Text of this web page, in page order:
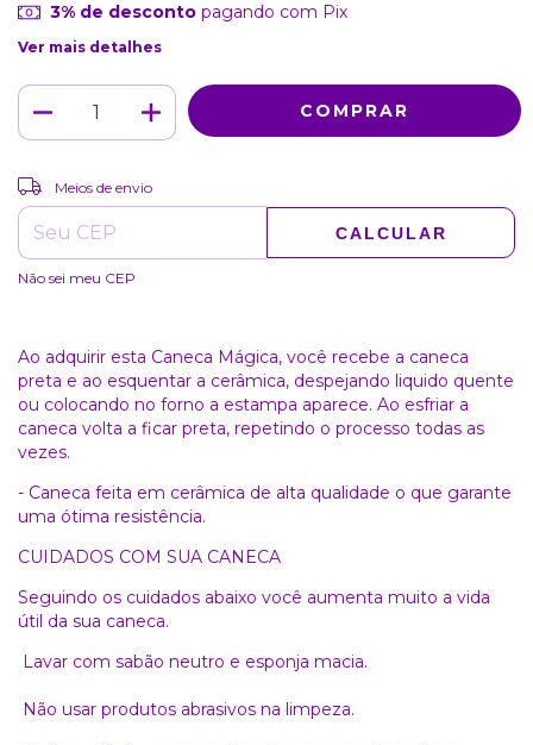
3% de descontopagando com Pix
Ver mais detalhes
Entregas para o CEP:
Meios de envio
CALCULAR
Não sei meu CEP
Ao adquirir esta Caneca Mágica, você recebe a caneca
preta e ao esquentar a cerâmica, despejando liquido quente
ou colocando no forno a estampa aparece. Ao esfriar a
caneca volta a ficar preta, repetindo o processo todas as
vezes.
- Caneca feita em cerâmica de alta qualidade o que garante
uma ótima resistência.
CUIDADOS COM SUA CANECA
Seguindo os cuidados abaixo você aumenta muito a vida
útil da sua caneca.
Lavar com sabão neutro e esponja macia.
Não usar produtos abrasivos na limpeza.